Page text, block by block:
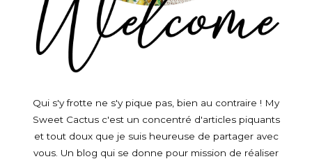
Qui s'y frotte ne s'y pique pas, bien au contraire ! My
Sweet Cactus c'est un concentré d'articles piquants
et tout doux que je suis heureuse de partager avec
vous. Un blog qui se donne pour mission de réaliser